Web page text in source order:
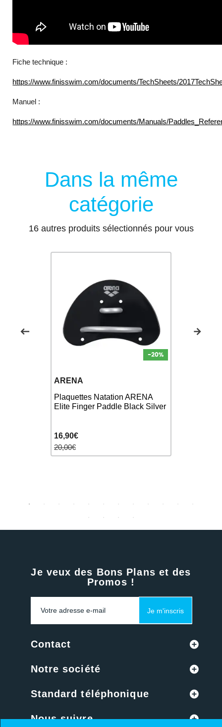
Fiche technique :
https://www.finisswim.com/documents/TechSheets/
Manuel :
https://www.finisswim.com/documents/Manuals/
Dans la même
catégorie
16 autres produits sélectionnés pour vous
ARENA
Plaquettes Natation ARENA
Elite Finger Paddle Black Silver
16,90€
20,00€
Je veux des Bons Plans et des
Promos !
Je m'inscris
Contact
Notre société
Standard téléphonique
Nous suivre